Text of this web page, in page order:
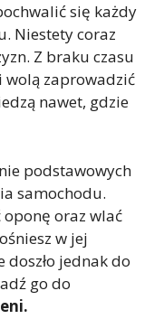
się każdy
Niestety coraz
Z braku czasu
wolą zaprowadzić
nawet, gdzie
podstawowych
samochodu.
oponę oraz wlać
w jej
doszło jednak do
go do